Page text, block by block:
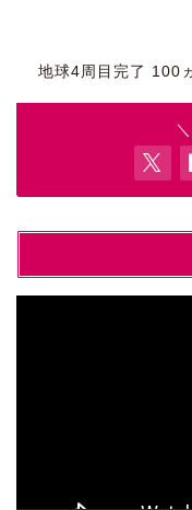
地球4周目完了 100